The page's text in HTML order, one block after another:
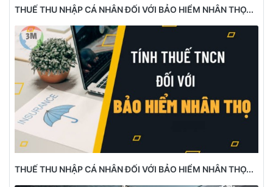
THUẾ THU NHẬP CÁ NHÂN ĐỐI VỚI BẢO HIỂM NHÂN THỌ...
THUẾ THU NHẬP CÁ NHÂN ĐỐI VỚI BẢO HIỂM NHÂN THỌ...